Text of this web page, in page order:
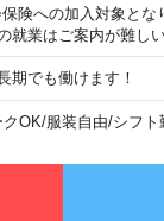
険への加入対象と
就業はご案内が難し
でも働けます！
OK/服装自由/シフト